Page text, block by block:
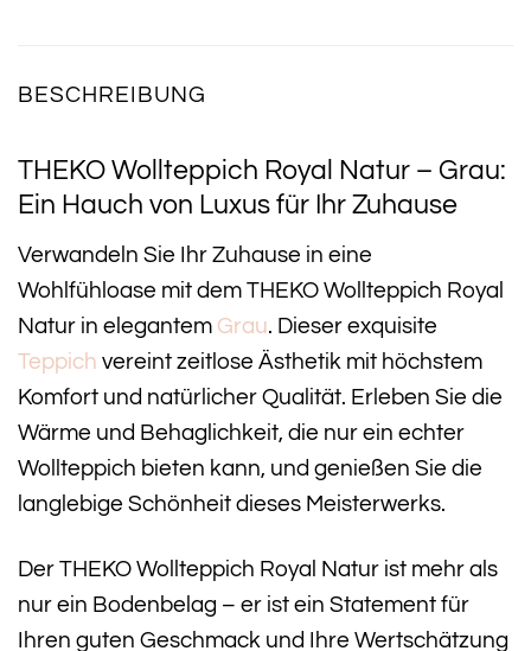
BESCHREIBUNG
THEKO Wollteppich Royal Natur – Grau:
Ein Hauch von Luxus für Ihr Zuhause
Verwandeln Sie Ihr Zuhause in eine
Wohlfühloase mit dem THEKO Wollteppich Royal
Natur in elegantem Grau. Dieser exquisite
Teppich vereint zeitlose Ästhetik mit höchstem
Komfort und natürlicher Qualität. Erleben Sie die
Wärme und Behaglichkeit, die nur ein echter
Wollteppich bieten kann, und genießen Sie die
langlebige Schönheit dieses Meisterwerks.
Der THEKO Wollteppich Royal Natur ist mehr als
nur ein Bodenbelag – er ist ein Statement für
Ihren guten Geschmack und Ihre Wertschätzung